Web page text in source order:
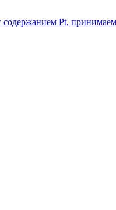
содержанием Pt,